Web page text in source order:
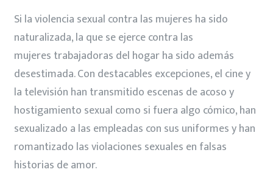
Si la violencia sexual contra las mujeres ha sido
naturalizada, la que se ejerce contra las
mujeres trabajadoras del hogar ha sido además
desestimada. Con destacables excepciones, el cine y
la televisión han transmitido escenas de acoso y
hostigamiento sexual como si fuera algo cómico, han
sexualizado a las empleadas con sus uniformes y han
romantizado las violaciones sexuales en falsas
historias de amor.